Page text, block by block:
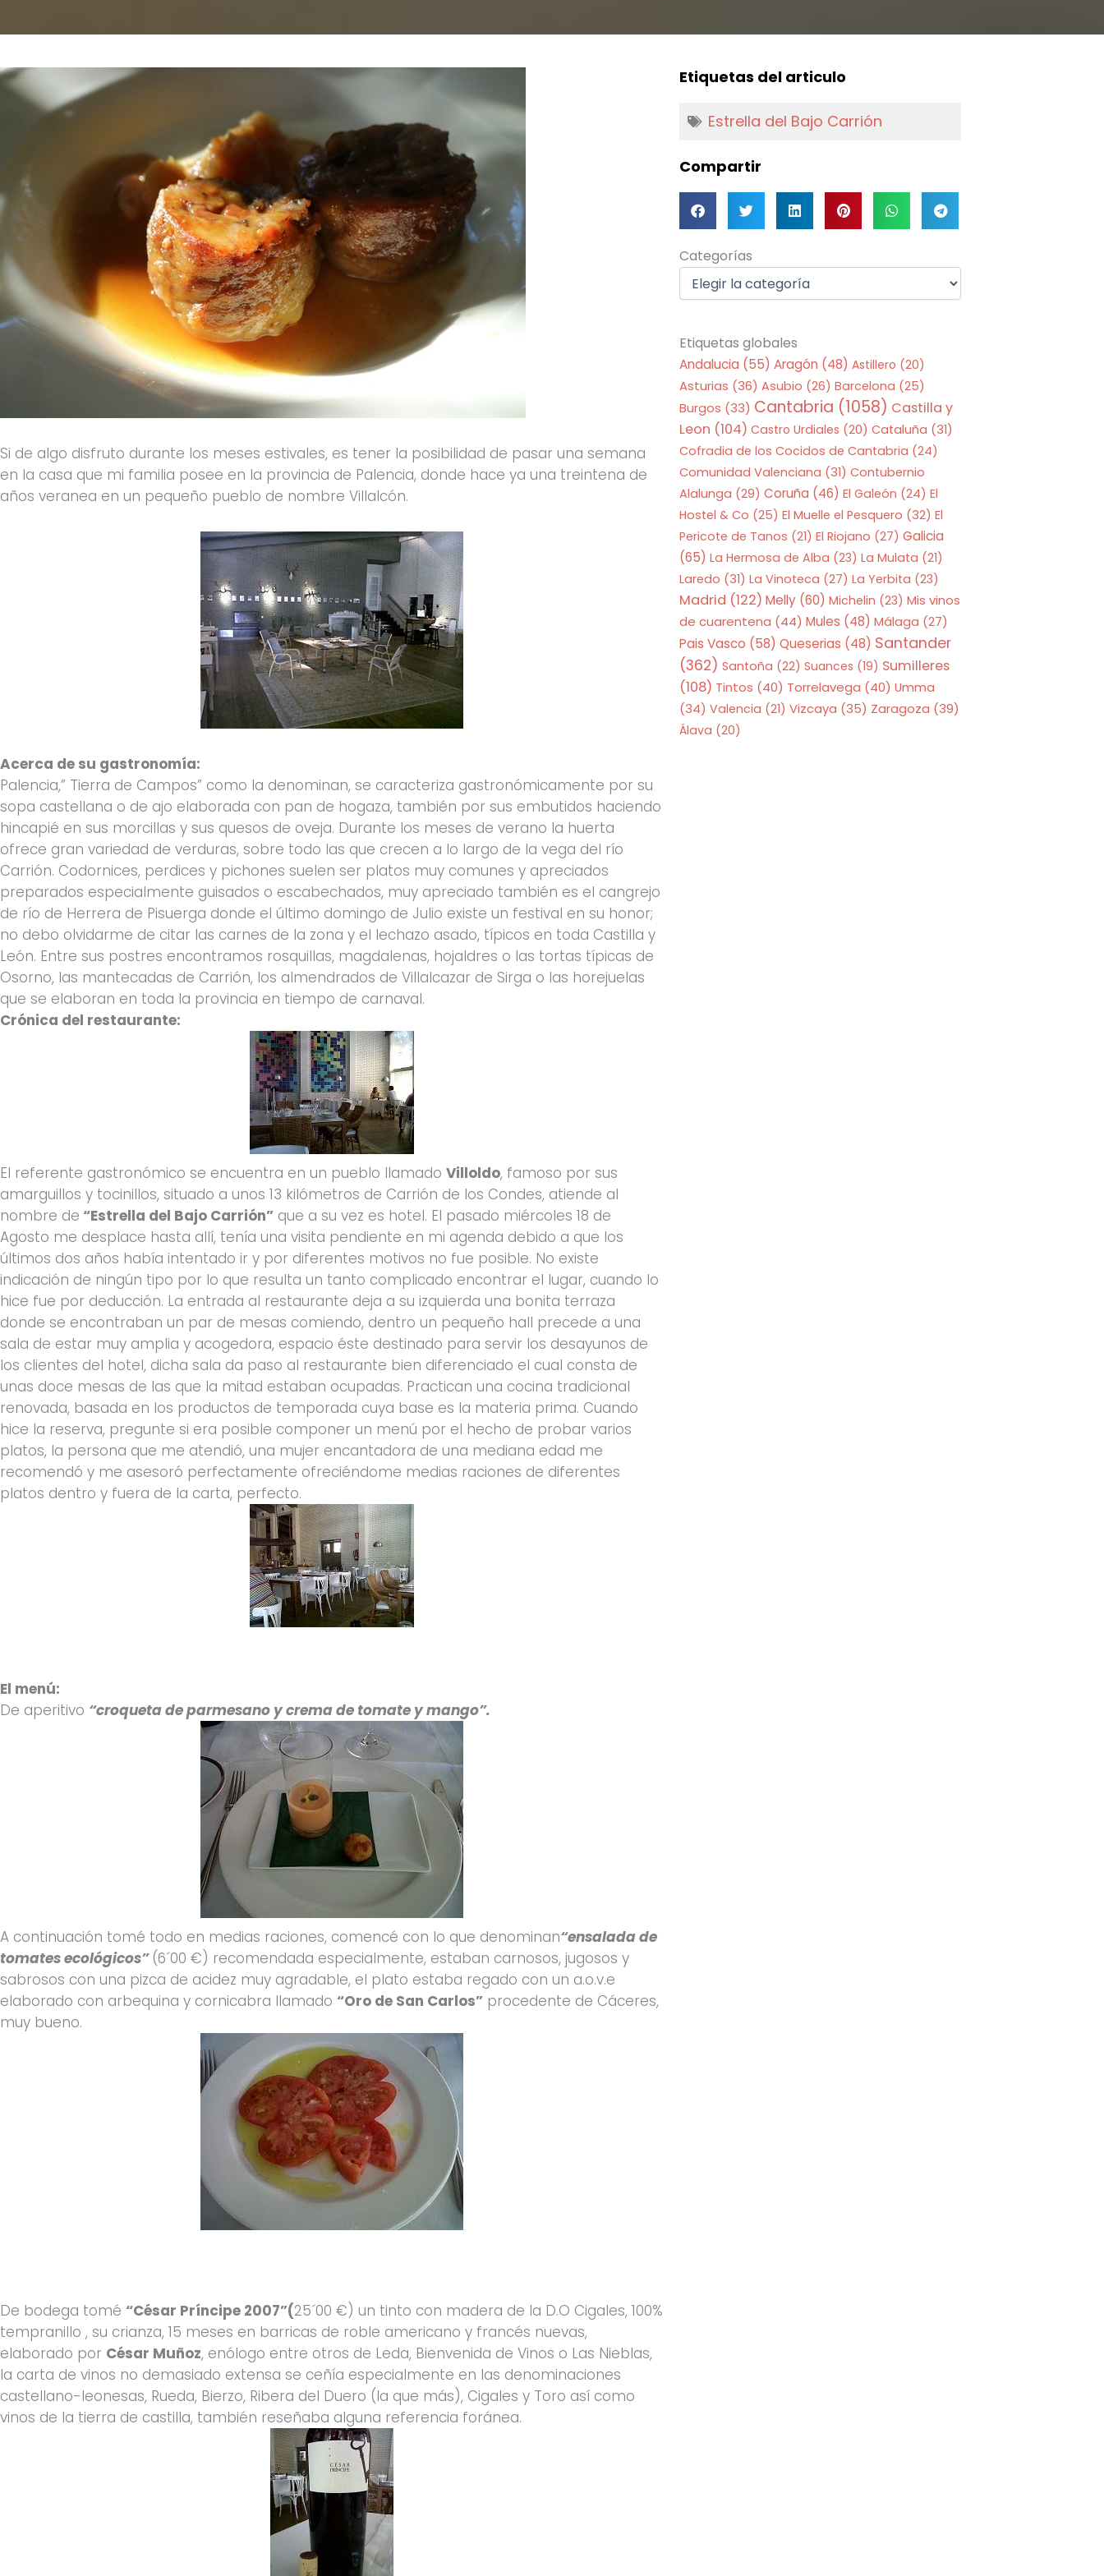
Si de algo disfruto durante los meses estivales, es tener la posibilidad de pasar una semana
en la casa que mi familia posee en la provincia de Palencia, donde hace ya una treintena de
años veranea en un pequeño pueblo de nombre Villalcón.
Acerca de su gastronomía:
Palencia,” Tierra de Campos” como la denominan, se caracteriza gastronómicamente por su
sopa castellana o de ajo elaborada con pan de hogaza, también por sus embutidos haciendo
hincapié en sus morcillas y sus quesos de oveja. Durante los meses de verano la huerta
ofrece gran variedad de verduras, sobre todo las que crecen a lo largo de la vega del río
Carrión. Codornices, perdices y pichones suelen ser platos muy comunes y apreciados
preparados especialmente guisados o escabechados, muy apreciado también es el cangrejo
de río de Herrera de Pisuerga donde el último domingo de Julio existe un festival en su honor;
no debo olvidarme de citar las carnes de la zona y el lechazo asado, típicos en toda Castilla y
León. Entre sus postres encontramos rosquillas, magdalenas, hojaldres o las tortas típicas de
Osorno, las mantecadas de Carrión, los almendrados de Villalcazar de Sirga o las horejuelas
que se elaboran en toda la provincia en tiempo de carnaval.
Crónica del restaurante:
El referente gastronómico se encuentra en un pueblo llamado Villoldo, famoso por sus
amarguillos y tocinillos, situado a unos 13 kilómetros de Carrión de los Condes, atiende al
nombre de “Estrella del Bajo Carrión” que a su vez es hotel. El pasado miércoles 18 de
Agosto me desplace hasta allí, tenía una visita pendiente en mi agenda debido a que los
últimos dos años había intentado ir y por diferentes motivos no fue posible. No existe
indicación de ningún tipo por lo que resulta un tanto complicado encontrar el lugar, cuando lo
hice fue por deducción. La entrada al restaurante deja a su izquierda una bonita terraza
donde se encontraban un par de mesas comiendo, dentro un pequeño hall precede a una
sala de estar muy amplia y acogedora, espacio éste destinado para servir los desayunos de
los clientes del hotel, dicha sala da paso al restaurante bien diferenciado el cual consta de
unas doce mesas de las que la mitad estaban ocupadas. Practican una cocina tradicional
renovada, basada en los productos de temporada cuya base es la materia prima. Cuando
hice la reserva, pregunte si era posible componer un menú por el hecho de probar varios
platos, la persona que me atendió, una mujer encantadora de una mediana edad me
recomendó y me asesoró perfectamente ofreciéndome medias raciones de diferentes
platos dentro y fuera de la carta, perfecto.
El menú:
De aperitivo “croqueta de parmesano y crema de tomate y mango”.
A continuación tomé todo en medias raciones, comencé con lo que denominan“ensalada de
tomates ecológicos” (6´00 €) recomendada especialmente, estaban carnosos, jugosos y
sabrosos con una pizca de acidez muy agradable, el plato estaba regado con un a.o.v.e
elaborado con arbequina y cornicabra llamado “Oro de San Carlos” procedente de Cáceres,
muy bueno.
De bodega tomé “César Príncipe 2007”(25´00 €) un tinto con madera de la D.O Cigales, 100%
tempranillo , su crianza, 15 meses en barricas de roble americano y francés nuevas,
elaborado por César Muñoz, enólogo entre otros de Leda, Bienvenida de Vinos o Las Nieblas,
la carta de vinos no demasiado extensa se ceñía especialmente en las denominaciones
castellano-leonesas, Rueda, Bierzo, Ribera del Duero (la que más), Cigales y Toro así como
vinos de la tierra de castilla, también reseñaba alguna referencia foránea.
Etiquetas del articulo
Estrella del Bajo Carrión
Compartir
Categorías
Categorías
Etiquetas globales
Andalucia (55) Aragón (48) Astillero (20)
Asturias (36) Asubio (26) Barcelona (25)
Burgos (33) Cantabria (1058) Castilla y
Leon (104) Castro Urdiales (20) Cataluña (31)
Cofradia de los Cocidos de Cantabria (24)
Comunidad Valenciana (31) Contubernio
Alalunga (29) Coruña (46) El Galeón (24) El
Hostel & Co (25) El Muelle el Pesquero (32) El
Pericote de Tanos (21) El Riojano (27) Galicia
(65) La Hermosa de Alba (23) La Mulata (21)
Laredo (31) La Vinoteca (27) La Yerbita (23)
Madrid (122) Melly (60) Michelin (23) Mis vinos
de cuarentena (44) Mules (48) Málaga (27)
Pais Vasco (58) Queserias (48) Santander
(362) Santoña (22) Suances (19) Sumilleres
(108) Tintos (40) Torrelavega (40) Umma
(34) Valencia (21) Vizcaya (35) Zaragoza (39)
Álava (20)